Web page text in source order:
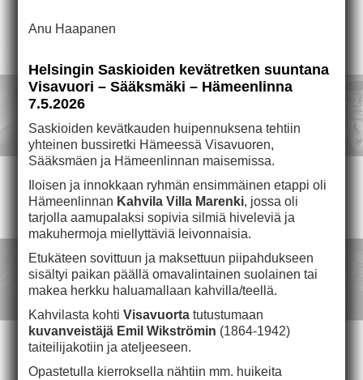
Anu Haapanen
Helsingin Saskioiden kevätretken suuntana
Visavuori – Sääksmäki – Hämeenlinna
7.5.2026
Saskioiden kevätkauden huipennuksena tehtiin
yhteinen bussiretki Hämeessä Visavuoren,
Sääksmäen ja Hämeenlinnan maisemissa.
Iloisen ja innokkaan ryhmän ensimmäinen etappi oli
Hämeenlinnan Kahvila Villa Marenki, jossa oli
tarjolla aamupalaksi sopivia silmiä hiveleviä ja
makuhermoja miellyttäviä leivonnaisia.
Etukäteen sovittuun ja maksettuun piipahdukseen
sisältyi paikan päällä omavalintainen suolainen tai
makea herkku haluamallaan kahvilla/teellä.
Kahvilasta kohti Visavuortatutustumaan
kuvanveistäjä Emil Wikströmin (1864-1942)
taiteilijakotiin ja ateljeeseen.
Opastetulla kierroksella nähtiin mm. huikeita